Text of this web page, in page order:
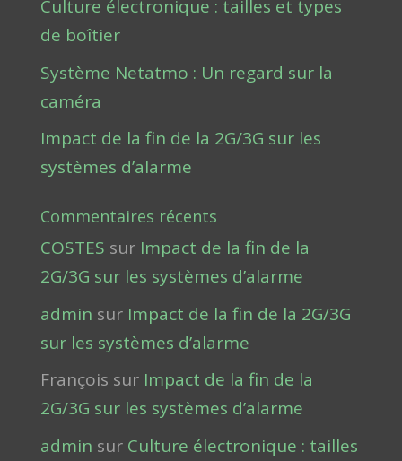
Culture électronique : tailles et types
de boîtier
Système Netatmo : Un regard sur la
caméra
Impact de la fin de la 2G/3G sur les
systèmes d’alarme
Commentaires récents
COSTES sur Impact de la fin de la
2G/3G sur les systèmes d’alarme
admin sur Impact de la fin de la 2G/3G
sur les systèmes d’alarme
François sur Impact de la fin de la
2G/3G sur les systèmes d’alarme
admin sur Culture électronique : tailles